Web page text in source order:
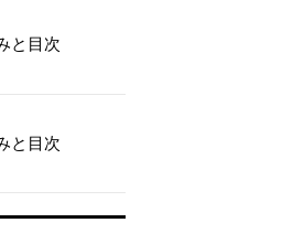
と目次
と目次